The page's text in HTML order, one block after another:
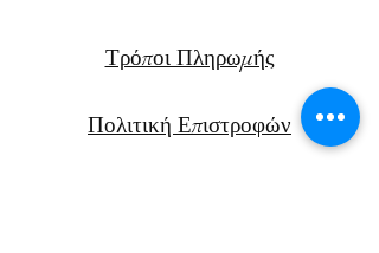
Τρόποι Πληρωμής
Πολιτική Επιστροφών